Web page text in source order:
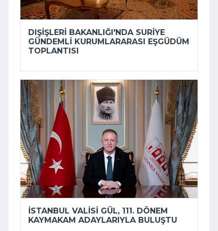
DIŞIŞLERI BAKANLIĞI'NDA SURIYE
GÜNDEMLI KURUMLARARASI EŞGÜDÜM
TOPLANTISI
İSTANBUL VALISI GÜL, 111. DÖNEM
KAYMAKAM ADAYLARIYLA BULUŞTU